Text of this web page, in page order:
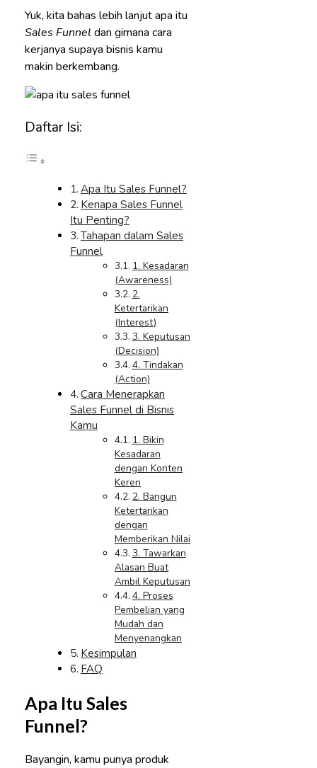
Yuk, kita bahas lebih lanjut apa itu
Sales Funnel dan gimana cara
kerjanya supaya bisnis kamu
makin berkembang.
Daftar Isi:
Apa Itu Sales Funnel?
Kenapa Sales Funnel
Itu Penting?
Tahapan dalam Sales
Funnel
1. Kesadaran
(Awareness)
2.
Ketertarikan
(Interest)
3. Keputusan
(Decision)
4. Tindakan
(Action)
Cara Menerapkan
Sales Funnel di Bisnis
Kamu
1. Bikin
Kesadaran
dengan Konten
Keren
2. Bangun
Ketertarikan
dengan
Memberikan Nilai
3. Tawarkan
Alasan Buat
Ambil Keputusan
4. Proses
Pembelian yang
Mudah dan
Menyenangkan
Kesimpulan
FAQ
Apa Itu Sales
Funnel?
Bayangin, kamu punya produk